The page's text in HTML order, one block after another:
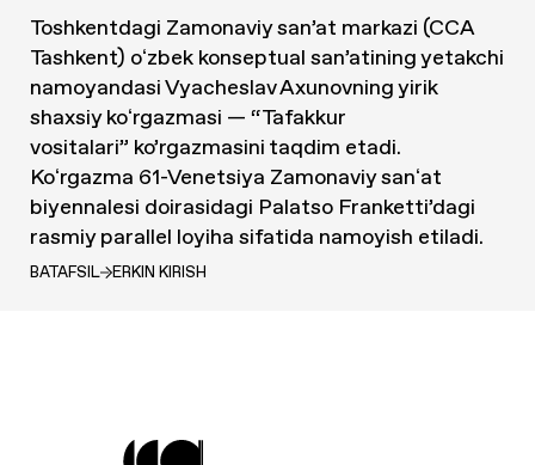
Toshkentdagi Zamonaviy san’at markazi (CCA
Tashkent) oʻzbek konseptual san’atining yetakchi
namoyandasi Vyacheslav Axunovning yirik
shaxsiy koʻrgazmasi — “Tafakkur
vositalari” ko’rgazmasini taqdim etadi.
Koʻrgazma 61-Venetsiya Zamonaviy sanʻat
biyennalesi doirasidagi Palatso Franketti’dagi
rasmiy parallel loyiha sifatida namoyish etiladi.
BATAFSIL ERKIN KIRISH